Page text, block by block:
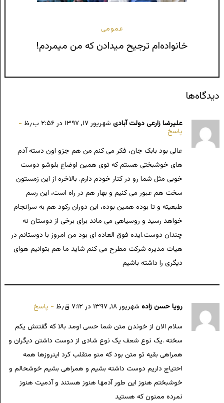
عمومی
خانواده‌ام ترجیح میدادن که من میمردم!
دیدگاه‌ها
علیرضا زارعی دولت آبادی شهریور ۱۷, ۱۳۹۷ در ۲:۵۶ ب٫ظ
پاسخ
عالی بود بابک جان، فکر می کنم من هم جزو اون دسته آدم
های خوشبختی هستم که توی همین اوضاع بلوشو دوست
خوبی مثل شما رو در کنار خودم دارم. بالاخره از این زمستون
سخت هم عبور می کنیم و بهار هم در راه است، این رسم
طبعیته و تا بوده همین بوده، این دوران رکود هم به سرانجام
خواهد رسید و روسیاهی می ماند برای برخی از دوستان نه
چندان دوست.ایده فوق العاده ای بود من امروز با دوستانم در
هیات مدیره شرکت مطرح می کنم شاید ما هم بتوانیم هوای
دیگری را داشته باشیم
رویا حسن زاده شهریور ۱۸, ۱۳۹۷ در ۷:۱۲ ق٫ظ
پاسخ
سلام الان از خوندن متن شما حسی اومد بالا که گفتنش یکم
سخته .یک نوع شعف یک نوع شادی از دوست داشتن دیگران و
همراهی بقیه تو متن بود که منو متقلب کرد اینروزها همه
احتیاج داریم دوست داشته بشیم و همراهی بشیم خوشحالم و
خوشبختم هنوز این طور آدمها هنوز هستند و آدمیت هنوز
نمرده ممنون که هستید